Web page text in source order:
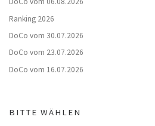
Ranking 2026
DoCo vom 30.07.2026
DoCo vom 23.07.2026
DoCo vom 16.07.2026
BITTE WÄHLEN